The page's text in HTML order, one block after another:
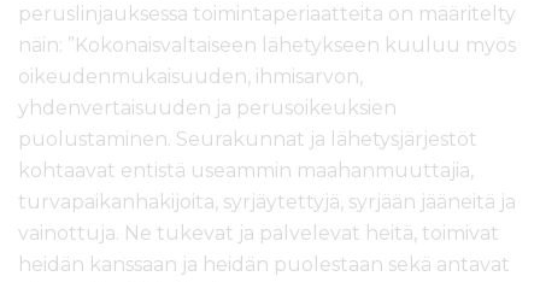
peruslinjauksessa toimintaperiaatteita on määritelty
näin: ”Kokonaisvaltaiseen lähetykseen kuuluu myös
oikeudenmukaisuuden, ihmisarvon,
yhdenvertaisuuden ja perusoikeuksien
puolustaminen. Seurakunnat ja lähetysjärjestöt
kohtaavat entistä useammin maahanmuuttajia,
turvapaikanhakijoita, syrjäytettyjä, syrjään jääneitä ja
vainottuja. Ne tukevat ja palvelevat heitä, toimivat
heidän kanssaan ja heidän puolestaan sekä antavat